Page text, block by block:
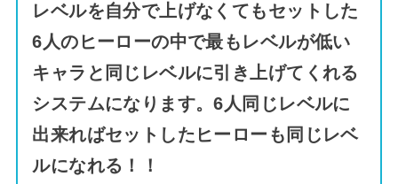
レベルを自分で上げなくてもセットした
6人のヒーローの中で最もレベルが低い
キャラと同じレベルに引き上げてくれる
システムになります。6人同じレベルに
出来ればセットしたヒーローも同じレベ
ルになれる！！